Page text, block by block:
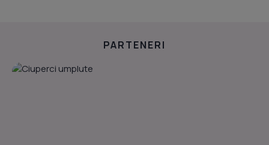
PARTENERI